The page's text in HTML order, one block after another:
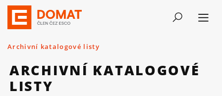
Archivní katalogové listy
ARCHIVNÍ KATALOGOVÉ
LISTY